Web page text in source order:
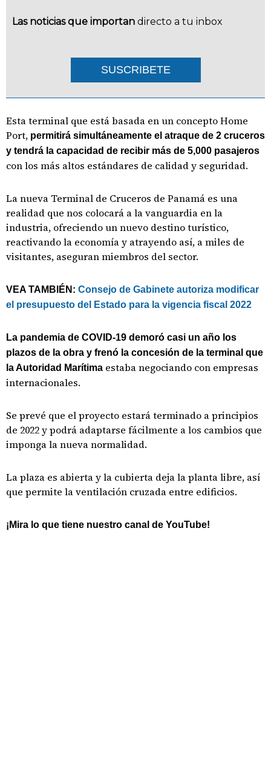
Las noticias que importan directo a tu inbox
SUSCRIBETE
Esta terminal que está basada en un concepto Home
Port, permitirá simultáneamente el atraque de 2 cruceros
y tendrá la capacidad de recibir más de 5,000 pasajeros
con los más altos estándares de calidad y seguridad.
La nueva Terminal de Cruceros de Panamá es una
realidad que nos colocará a la vanguardia en la
industria, ofreciendo un nuevo destino turístico,
reactivando la economía y atrayendo así, a miles de
visitantes, aseguran miembros del sector.
VEA TAMBIÉN: Consejo de Gabinete autoriza modificar
el presupuesto del Estado para la vigencia fiscal 2022
La pandemia de COVID-19 demoró casi un año los
plazos de la obra y frenó la concesión de la terminal que
la Autoridad Marítima estaba negociando con empresas
internacionales.
Se prevé que el proyecto estará terminado a principios
de 2022 y podrá adaptarse fácilmente a los cambios que
imponga la nueva normalidad.
La plaza es abierta y la cubierta deja la planta libre, así
que permite la ventilación cruzada entre edificios.
¡Mira lo que tiene nuestro canal de YouTube!